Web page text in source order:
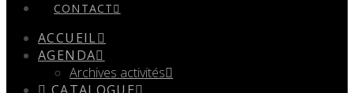
CONTACT
ACCUEIL
AGENDA
Archives activités